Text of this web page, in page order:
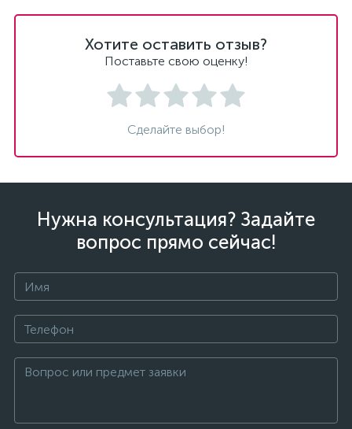
Хотите оставить отзыв?
Поставьте свою оценку!
Сделайте выбор!
Нужна консультация? Задайте
вопрос прямо сейчас!